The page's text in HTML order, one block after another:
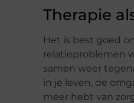
Therapie
Het is best goed
relatieproblemen
samen weer
in je leven, de
meer hebt van